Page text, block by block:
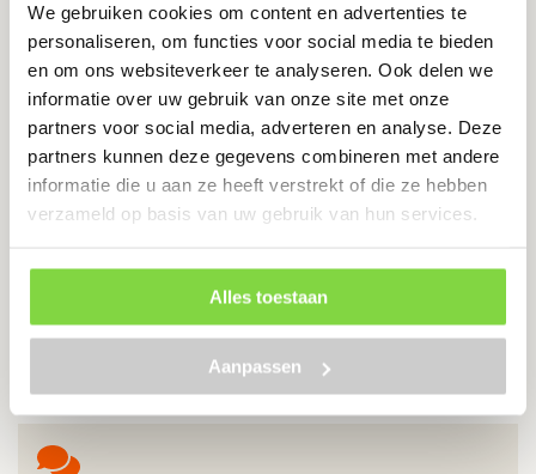
We gebruiken cookies om content en advertenties te
personaliseren, om functies voor social media te bieden
en om ons websiteverkeer te analyseren. Ook delen we
informatie over uw gebruik van onze site met onze
partners voor social media, adverteren en analyse. Deze
partners kunnen deze gegevens combineren met andere
informatie die u aan ze heeft verstrekt of die ze hebben
verzameld op basis van uw gebruik van hun services.
Alles toestaan
Aanpassen
KG
Levertijd:7 werkdagen
Verzinkt staal
Scherpe punten
Eenvoudige montage